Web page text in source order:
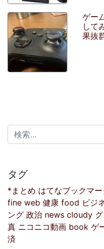
ゲー
して
果抜
検索:
タグ
*まとめ はてなブックマー
fine web 健康 food ビジ
ング 政治 news cloudy
真 ニコニコ動画 book ゲ
済